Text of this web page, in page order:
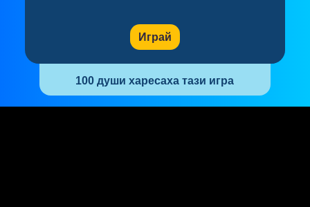
Играй
100 души харесаха тази игра